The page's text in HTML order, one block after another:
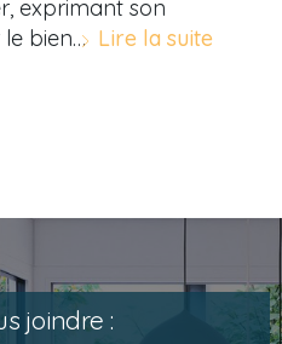
exprimant son
le bien… Lire la suite
joindre :